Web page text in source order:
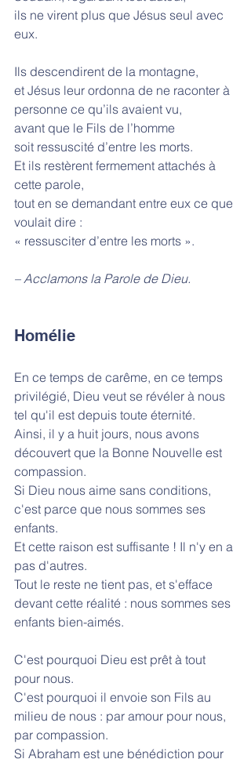
ils ne virent plus que Jésus seul avec
eux.
Ils descendirent de la montagne,
et Jésus leur ordonna de ne raconter à
personne ce qu’ils avaient vu,
avant que le Fils de l’homme
soit ressuscité d’entre les morts.
Et ils restèrent fermement attachés à
cette parole,
tout en se demandant entre eux ce que
voulait dire :
« ressusciter d’entre les morts ».
– Acclamons la Parole de Dieu.
Homélie
En ce temps de carême, en ce temps
privilégié, Dieu veut se révéler à nous
tel qu'il est depuis toute éternité.
Ainsi, il y a huit jours, nous avons
découvert que la Bonne Nouvelle est
compassion.
Si Dieu nous aime sans conditions,
c'est parce que nous sommes ses
enfants.
Et cette raison est suffisante ! Il n'y en a
pas d'autres.
Tout le reste ne tient pas, et s'efface
devant cette réalité : nous sommes ses
enfants bien-aimés.
C'est pourquoi Dieu est prêt à tout
pour nous.
C'est pourquoi il envoie son Fils au
milieu de nous : par amour pour nous,
par compassion.
Si Abraham est une bénédiction pour